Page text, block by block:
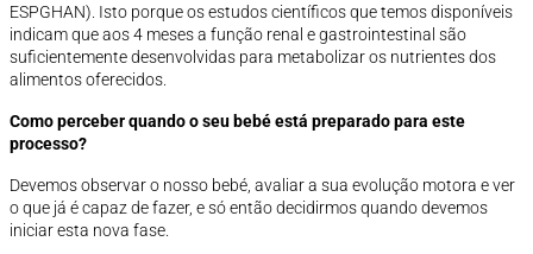
ESPGHAN). Isto porque os estudos científicos que temos disponíveis
indicam que aos 4 meses a função renal e gastrointestinal são
suficientemente desenvolvidas para metabolizar os nutrientes dos
alimentos oferecidos.
Como perceber quando o seu bebé está preparado para este
processo?
Devemos observar o nosso bebé, avaliar a sua evolução motora e ver
o que já é capaz de fazer, e só então decidirmos quando devemos
iniciar esta nova fase.